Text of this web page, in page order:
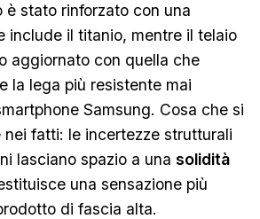
è stato rinforzato con una
include il titanio, mentre il telaio
aggiornato con quella che
la lega più resistente mai
Samsung. Cosa che si
nei fatti: le incertezze strutturali
lasciano spazio a una solidità
una sensazione più
di fascia alta.